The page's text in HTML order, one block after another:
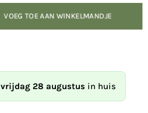
VOEG TOE AAN WINKELMANDJE
vrijdag 28 augustus in huis